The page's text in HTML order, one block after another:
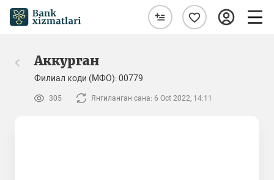
Аккурган
Филиал коди (МФО): 00779
305 Янгиланган сана: 6 Oct 2022, 14:11